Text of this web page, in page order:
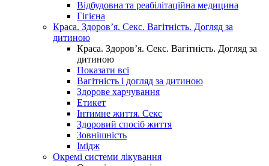
Відбудовна та реабілітаційна медицина
Гігієна
Краса. Здоров’я. Секс. Вагітність. Догляд за
дитиною
Краса. Здоров’я. Секс. Вагітність. Догляд за
дитиною
Показати всі
Вагітність і догляд за дитиною
Здорове харчування
Етикет
Інтимне життя. Секс
Здоровий спосіб життя
Зовнішність
Імідж
Окремі системи лікування